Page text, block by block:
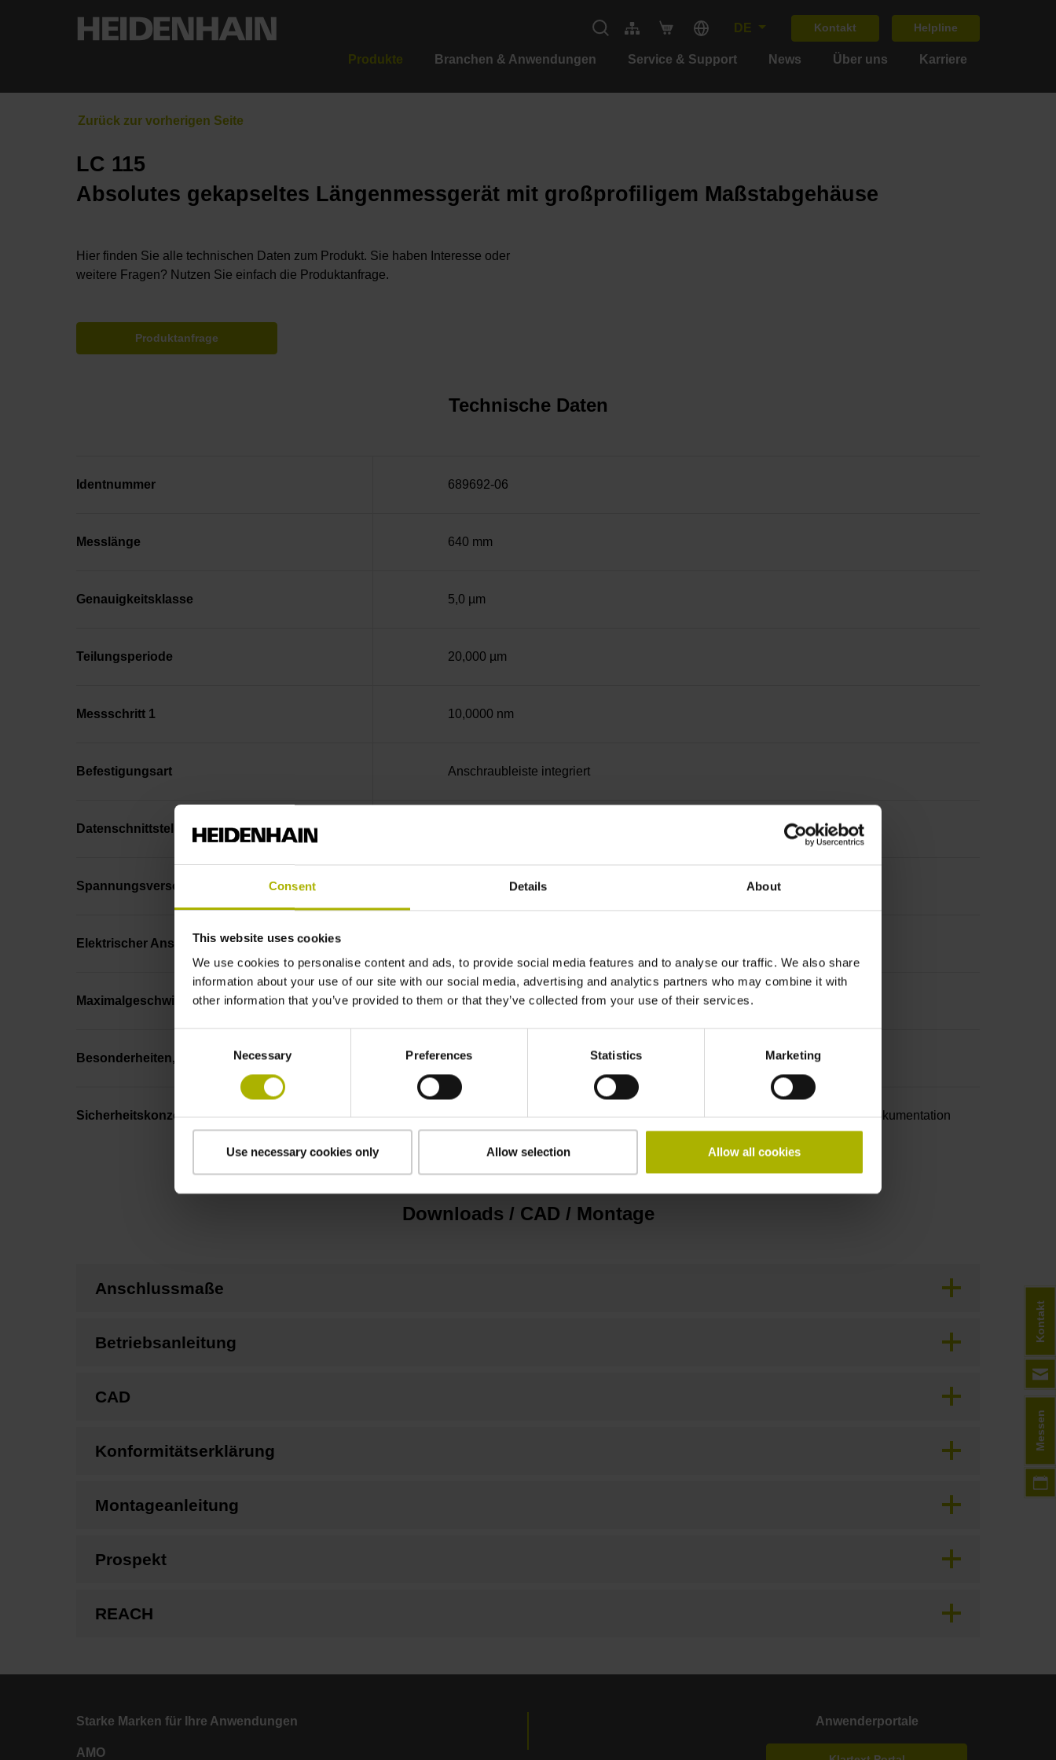
Consent Details About
This website uses cookies
We use cookies to personalise content and ads, to provide social media features and to analyse our traffic. We also share
information about your use of our site with our social media, advertising and analytics partners who may combine it with
other information that you’ve provided to them or that they’ve collected from your use of their services.
Necessary Preferences Statistics Marketing
Use necessary cookies only Allow selection Allow all cookies
DE Kontakt Helpline
Produkte Branchen & Anwendungen Service & Support News Über uns Karriere
LC 115
Absolutes gekapseltes Längenmessgerät mit großprofiligem Maßstabgehäuse
Hier finden Sie alle technischen Daten zum Produkt. Sie haben Interesse oder
weitere Fragen? Nutzen Sie einfach die Produktanfrage.
Produktanfrage
Technische Daten
Identnummer 689692-06
Messlänge 640 mm
Genauigkeitsklasse 5,0 µm
Teilungsperiode 20,000 µm
Messschritt 1 10,0000 nm
Befestigungsart Anschraubleiste integriert
Datenschnittstelle EnDat22 Synchron-Seriell EnDat 2.2 ohne Inkrementalsignale
Spannungsversorgung 3,6 V ... 14 V
Elektrischer Anschluss
Maximalgeschwindigkeit 3,00 m/s
Besonderheiten, Längenmessgerät keine
Sicherheitskonzept
Für Anwendungen bis SIL 2 nach EN 61508 und PL d nach EN ISO 13849. Dokumentation
beachten!
Downloads / CAD / Montage
Anschlussmaße
Betriebsanleitung
CAD
Konformitätserklärung
Montageanleitung
Prospekt
REACH
Starke Marken für Ihre Anwendungen
AMO
Anwenderportale
Messen
Kontakt